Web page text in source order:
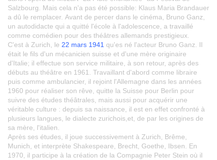
Salzbourg. Mais cela n'a pas été possible: Klaus Maria Brandauer
a dû le remplacer. Avant de percer dans le cinéma, Bruno Ganz,
un autodidacte qui a quitté l'école à l'adolescence, a travaillé
comme comédien pour des théâtres allemands prestigieux.
C'est à Zurich, le 22 mars 1941 qu'es né l'acteur Bruno Ganz. Il
était le fils d'un mécanicien suisse et d'une mère originaire
d'Italie; il effectue son service militaire, à son retour, après des
débuts au théâtre en 1961. Travaillant d'abord comme libraire
puis comme ambulancier, il rejoint l'Allemagne dans les années
1960 pour réaliser son rêve, quitte la Suisse pour Berlin pour
suivre des études théâtrales, mais aussi pour acquérir une
véritable culture : depuis sa naissance, il est en effet confronté à
plusieurs langues, le dialecte zurichois,et, de par les origines de
sa mère, l'italien.
Après ses études, il joue successivement à Zurich, Brême,
Munich, et interprète Shakespeare, Brecht, Goethe, Ibsen. En
1970, il participe à la création de la Compagnie Peter Stein où il